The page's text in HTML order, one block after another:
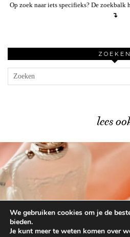
Op zoek naar iets specifieks? De zoekbalk
↴
ZOEKEN
lees
Dusting powder –
We gebruiken cookies om je de
bieden.
Je kunt meer te weten komen over